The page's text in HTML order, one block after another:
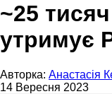
~25
утримує
Авторка: Анастасія
14 Вересня 2023